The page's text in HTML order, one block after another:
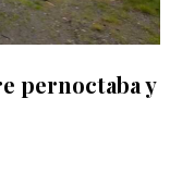
pernoctaba y